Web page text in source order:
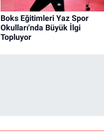
Boks Eğitimleri Yaz Spor
Okulları'nda Büyük İlgi
Topluyor